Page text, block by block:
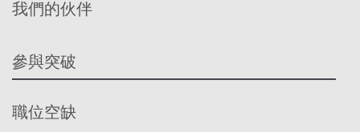
我們的伙伴
參與突破
職位空缺